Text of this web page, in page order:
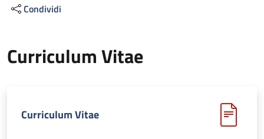
Condividi
Curriculum Vitae
Curriculum Vitae